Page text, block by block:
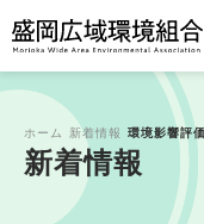
ホーム 新着情報 環境影響評
新着情報